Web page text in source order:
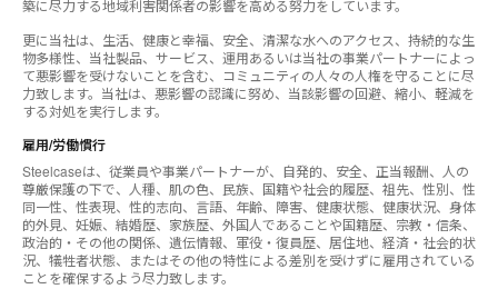
築に尽力する地域利害関係者の影響を高める努力をしています。
更に当社は、生活、健康と幸福、安全、清潔な水へのアクセス、持続的な生
物多様性、当社製品、サービス、運用あるいは当社の事業パートナーによっ
て悪影響を受けないことを含む、コミュニティの人々の人権を守ることに尽
力致します。当社は、悪影響の認識に努め、当該影響の回避、縮小、軽減を
する対処を実行します。
雇用/労働慣行
Steelcaseは、従業員や事業パートナーが、自発的、安全、正当報酬、人の
尊厳保護の下で、人種、肌の色、民族、国籍や社会的履歴、祖先、性別、性
同一性、性表現、性的志向、言語、年齢、障害、健康状態、健康状況、身体
的外見、妊娠、結婚歴、家族歴、外国人であることや国籍歴、宗教・信条、
政治的・その他の関係、遺伝情報、軍役・復員歴、居住地、経済・社会的状
況、犠牲者状態、またはその他の特性による差別を受けずに雇用されている
ことを確保するよう尽力致します。